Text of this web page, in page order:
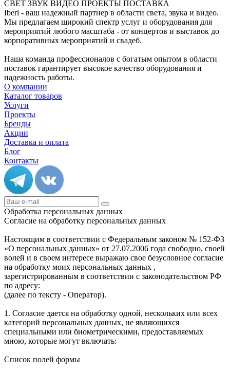
СВЕТ ЗВУК ВИДЕО ПРОЕКТЫ ПОСТАВКА
Iberi - ваш надежный партнер в области света, звука и видео.
Мы предлагаем широкий спектр услуг и оборудования для
мероприятий любого масштаба - от концертов и выставок до
корпоративных мероприятий и свадеб.
Наша команда профессионалов с богатым опытом в области
поставок гарантирует высокое качество оборудования и
надежность работы.
О компании
Каталог товаров
Услуги
Проекты
Бренды
Акции
Доставка и оплата
Блог
Контакты
Обработка персональных данных
Согласие на обработку персональных данных
Настоящим в соответствии с Федеральным законом № 152-ФЗ
«О персональных данных» от 27.07.2006 года свободно, своей
волей и в своем интересе выражаю свое безусловное согласие
на обработку моих персональных данных ,
зарегистрированным в соответствии с законодательством РФ
по адресу:
(далее по тексту - Оператор).
1. Согласие дается на обработку одной, нескольких или всех
категорий персональных данных, не являющихся
специальными или биометрическими, предоставляемых
мною, которые могут включать:
Список полей формы